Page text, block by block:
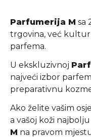
Parfumerija M sa
trgovina, već
parfema.
U ekskluzivnoj
najveći izbor
preparativnu
Ako želite vašim
a vašoj koži
M na pravom